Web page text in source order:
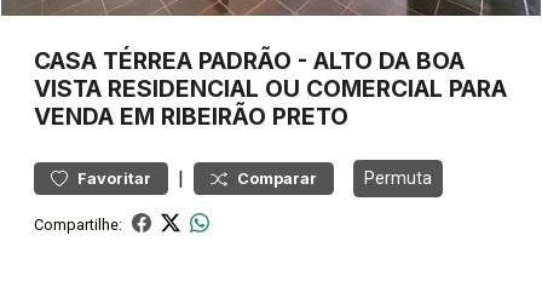
CASA TÉRREA PADRÃO - ALTO DA BOA
VISTA RESIDENCIAL OU COMERCIAL PARA
VENDA EM RIBEIRÃO PRETO
Favoritar | Comparar Permuta
Compartilhe: